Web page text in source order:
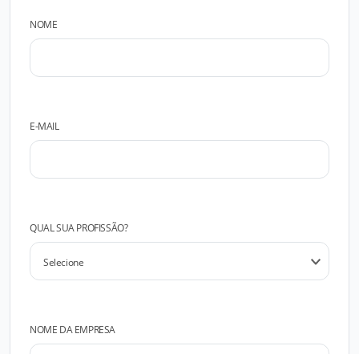
NOME
E-MAIL
QUAL SUA PROFISSÃO?
NOME DA EMPRESA